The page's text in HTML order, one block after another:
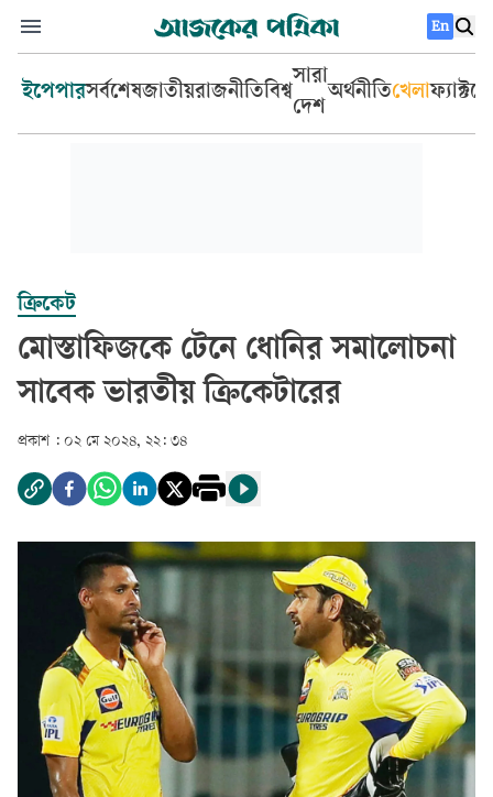
En
ইপেপারসর্বশেষজাতীয়রাজনীতিবিশ্ব
সারা
দেশ
অর্থনীতিখেলা
ক্রিকেট
মোস্তাফিজকে টেনে ধোনির সমালোচনা
সাবেক ভারতীয় ক্রিকেটারের
প্রকাশ : ০২ মে ২০২৪, ২২: ৩৪